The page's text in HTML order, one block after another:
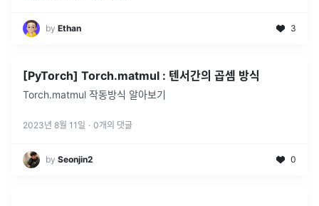
by Ethan 3
[PyTorch] Torch.matmul : 텐서간의 곱셈 방식
Torch.matmul 작동방식 알아보기
2023년 8월 11일 · 0개의 댓글
by Seonjin2 0